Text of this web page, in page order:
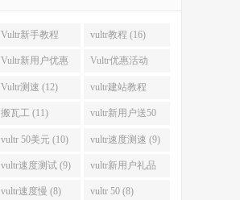
Vultr新手教程
(16)
vultr教程 (16)
Vultr新用户优惠
(14)
Vultr优惠活动
(13)
Vultr测速 (12) vultr建站教程
(12)
搬瓦工 (11) vultr新用户送50
美金 (11)
vultr 50美元 (10) vultr速度测速 (9)
vultr速度测试 (9) vultr新用户礼品
码 (9)
vultr速度慢 (8) vultr 50 (8)